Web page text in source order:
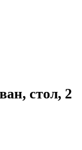
стол, 2